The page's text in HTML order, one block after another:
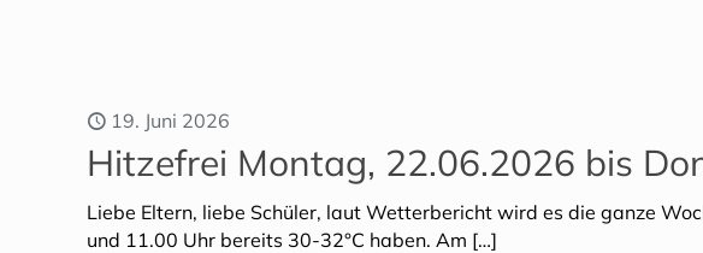
19. Juni 2026
Hitzefrei Montag, 22.06.2026 bis
Liebe Eltern, liebe Schüler, laut Wetterbericht wird es die ganze
und 11.00 Uhr bereits 30-32°C haben. Am […]